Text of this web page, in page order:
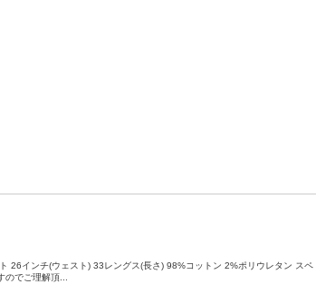
26インチ(ウェスト) 33レングス(長さ) 98%コットン 2%ポリウレタン スペ
でご理解頂...